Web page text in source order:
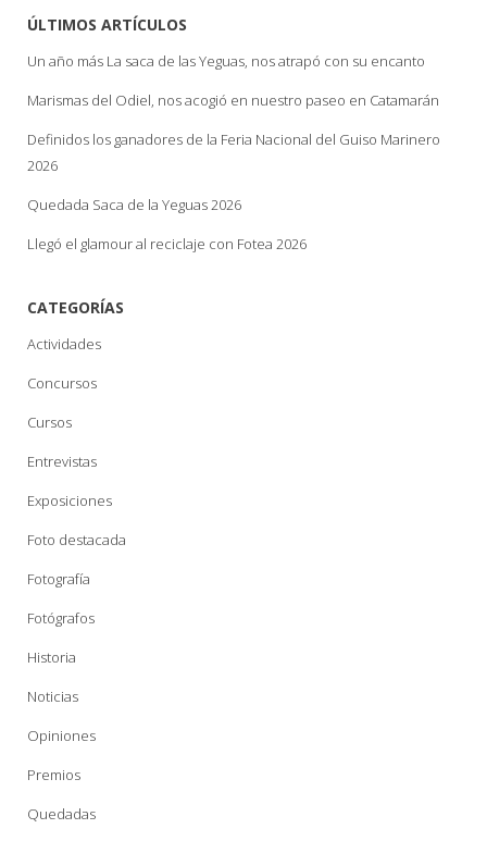
ÚLTIMOS ARTÍCULOS
Un año más La saca de las Yeguas, nos atrapó con su encanto
Marismas del Odiel, nos acogió en nuestro paseo en Catamarán
Definidos los ganadores de la Feria Nacional del Guiso Marinero
2026
Quedada Saca de la Yeguas 2026
Llegó el glamour al reciclaje con Fotea 2026
CATEGORÍAS
Actividades
Concursos
Cursos
Entrevistas
Exposiciones
Foto destacada
Fotografía
Fotógrafos
Historia
Noticias
Opiniones
Premios
Quedadas